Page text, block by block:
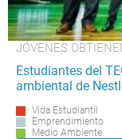
JÓVENES
Estudiantes del
ambiental de
Vida Estudiantil
Emprendimiento
Medio Ambiente